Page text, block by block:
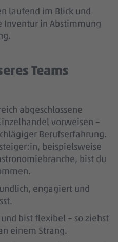
laufend im Blick und
Inventur in Abstimmung
Teams
abgeschlossene
vorweisen –
Berufserfahrung.
beispielsweise
bist du
engagiert und
bist flexibel – so ziehst
einem Strang.